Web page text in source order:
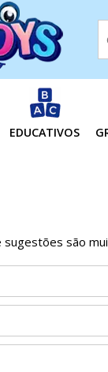
EDUCATIVOS
sugestões são